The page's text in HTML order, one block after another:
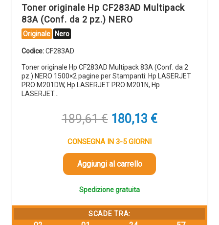
Toner originale Hp CF283AD Multipack
83A (Conf. da 2 pz.) NERO
Originale Nero
Codice:CF283AD
Toner originale Hp CF283AD Multipack 83A (Conf. da 2
pz.) NERO 1500×2 pagine per Stampanti: Hp LASERJET
PRO M201DW, Hp LASERJET PRO M201N, Hp
LASERJET…
189,61€ Il
originale
era:
189,61 €.
180,13 €Il
CONSEGNA IN 3-5 GIORNI
Aggiungi al carrello
Spedizione gratuita
SCADE TRA: